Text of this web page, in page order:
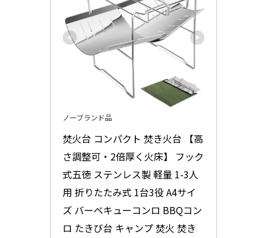
ノーブランド品
焚火台 コンパクト 焚き火台 【高
さ調整可・2倍厚く火床】 フック
式五徳 ステンレス製 軽量 1-3人
用 折りたたみ式 1台3役 A4サイ
ズ バーベキューコンロ BBQコン
ロ たきび台 キャンプ 焚火 焚き